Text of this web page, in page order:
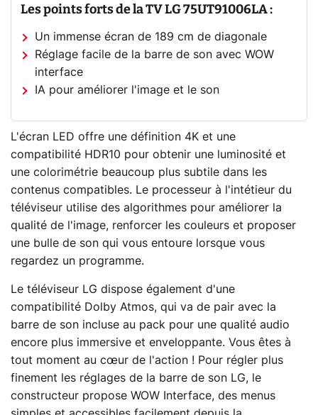
Les points forts de la TV LG 75UT91006LA :
Un immense écran de 189 cm de diagonale
Réglage facile de la barre de son avec WOW
interface
IA pour améliorer l'image et le son
L'écran LED offre une définition 4K et une
compatibilité HDR10 pour obtenir une luminosité et
une colorimétrie beaucoup plus subtile dans les
contenus compatibles. Le processeur à l'intétieur du
téléviseur utilise des algorithmes pour améliorer la
qualité de l'image, renforcer les couleurs et proposer
une bulle de son qui vous entoure lorsque vous
regardez un programme.
Le téléviseur LG dispose également d'une
compatibilité Dolby Atmos, qui va de pair avec la
barre de son incluse au pack pour une qualité audio
encore plus immersive et enveloppante. Vous êtes à
tout moment au cœur de l'action ! Pour régler plus
finement les réglages de la barre de son LG, le
constructeur propose WOW Interface, des menus